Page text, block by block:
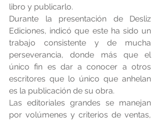
libro y publicarlo.
Durante la presentación de Desliz
Ediciones, indicó que este ha sido un
trabajo consistente y de mucha
perseverancia, donde más que el
único fin es dar a conocer a otros
escritores que lo único que anhelan
es la publicación de su obra.
Las editoriales grandes se manejan
por volúmenes y criterios de ventas,